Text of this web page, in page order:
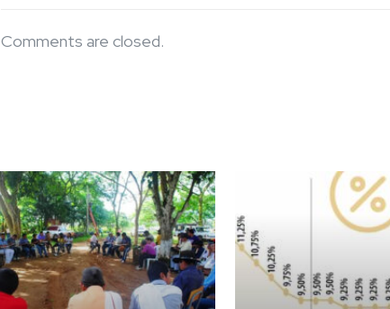
Comments are closed.